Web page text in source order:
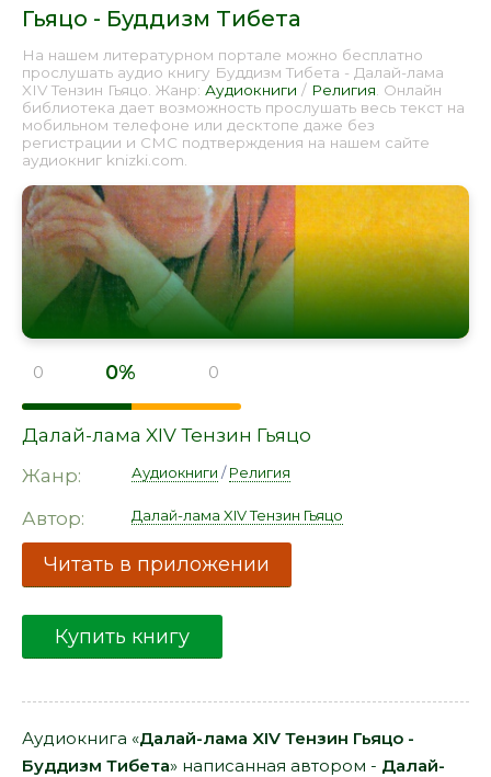
Гьяцо - Буддизм Тибета
На нашем литературном портале можно бесплатно
прослушать аудио книгу Буддизм Тибета - Далай-лама
XIV Тензин Гьяцо. Жанр: Аудиокниги / Религия . Онлайн
библиотека дает возможность прослушать весь текст на
мобильном телефоне или десктопе даже без
регистрации и СМС подтверждения на нашем сайте
аудиокниг knizki.com.
0 0% 0
Далай-лама XIV Тензин Гьяцо
Жанр:
Аудиокниги /Религия
Автор: Далай-лама XIV Тензин Гьяцо
Читать в приложении
Купить книгу
Аудиокнига «Далай-лама XIV Тензин Гьяцо -
Буддизм Тибета» написанная автором - Далай-